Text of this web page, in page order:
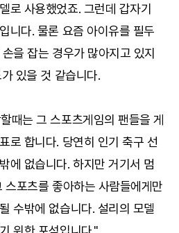
로 사용했었죠. 그런데 갑자기
니다. 물론 요즘 아이유를 필두
을 잡는 경우가 많아지고 있지
있을 것 같습니다.
때는 그 스포츠게임의 팬들을 게
로 합니다. 당연히 인기 축구 선
에 없습니다. 하지만 거기서 멈
포츠를 좋아하는 사람들에게만
수밖에 없습니다. 설리의 모델